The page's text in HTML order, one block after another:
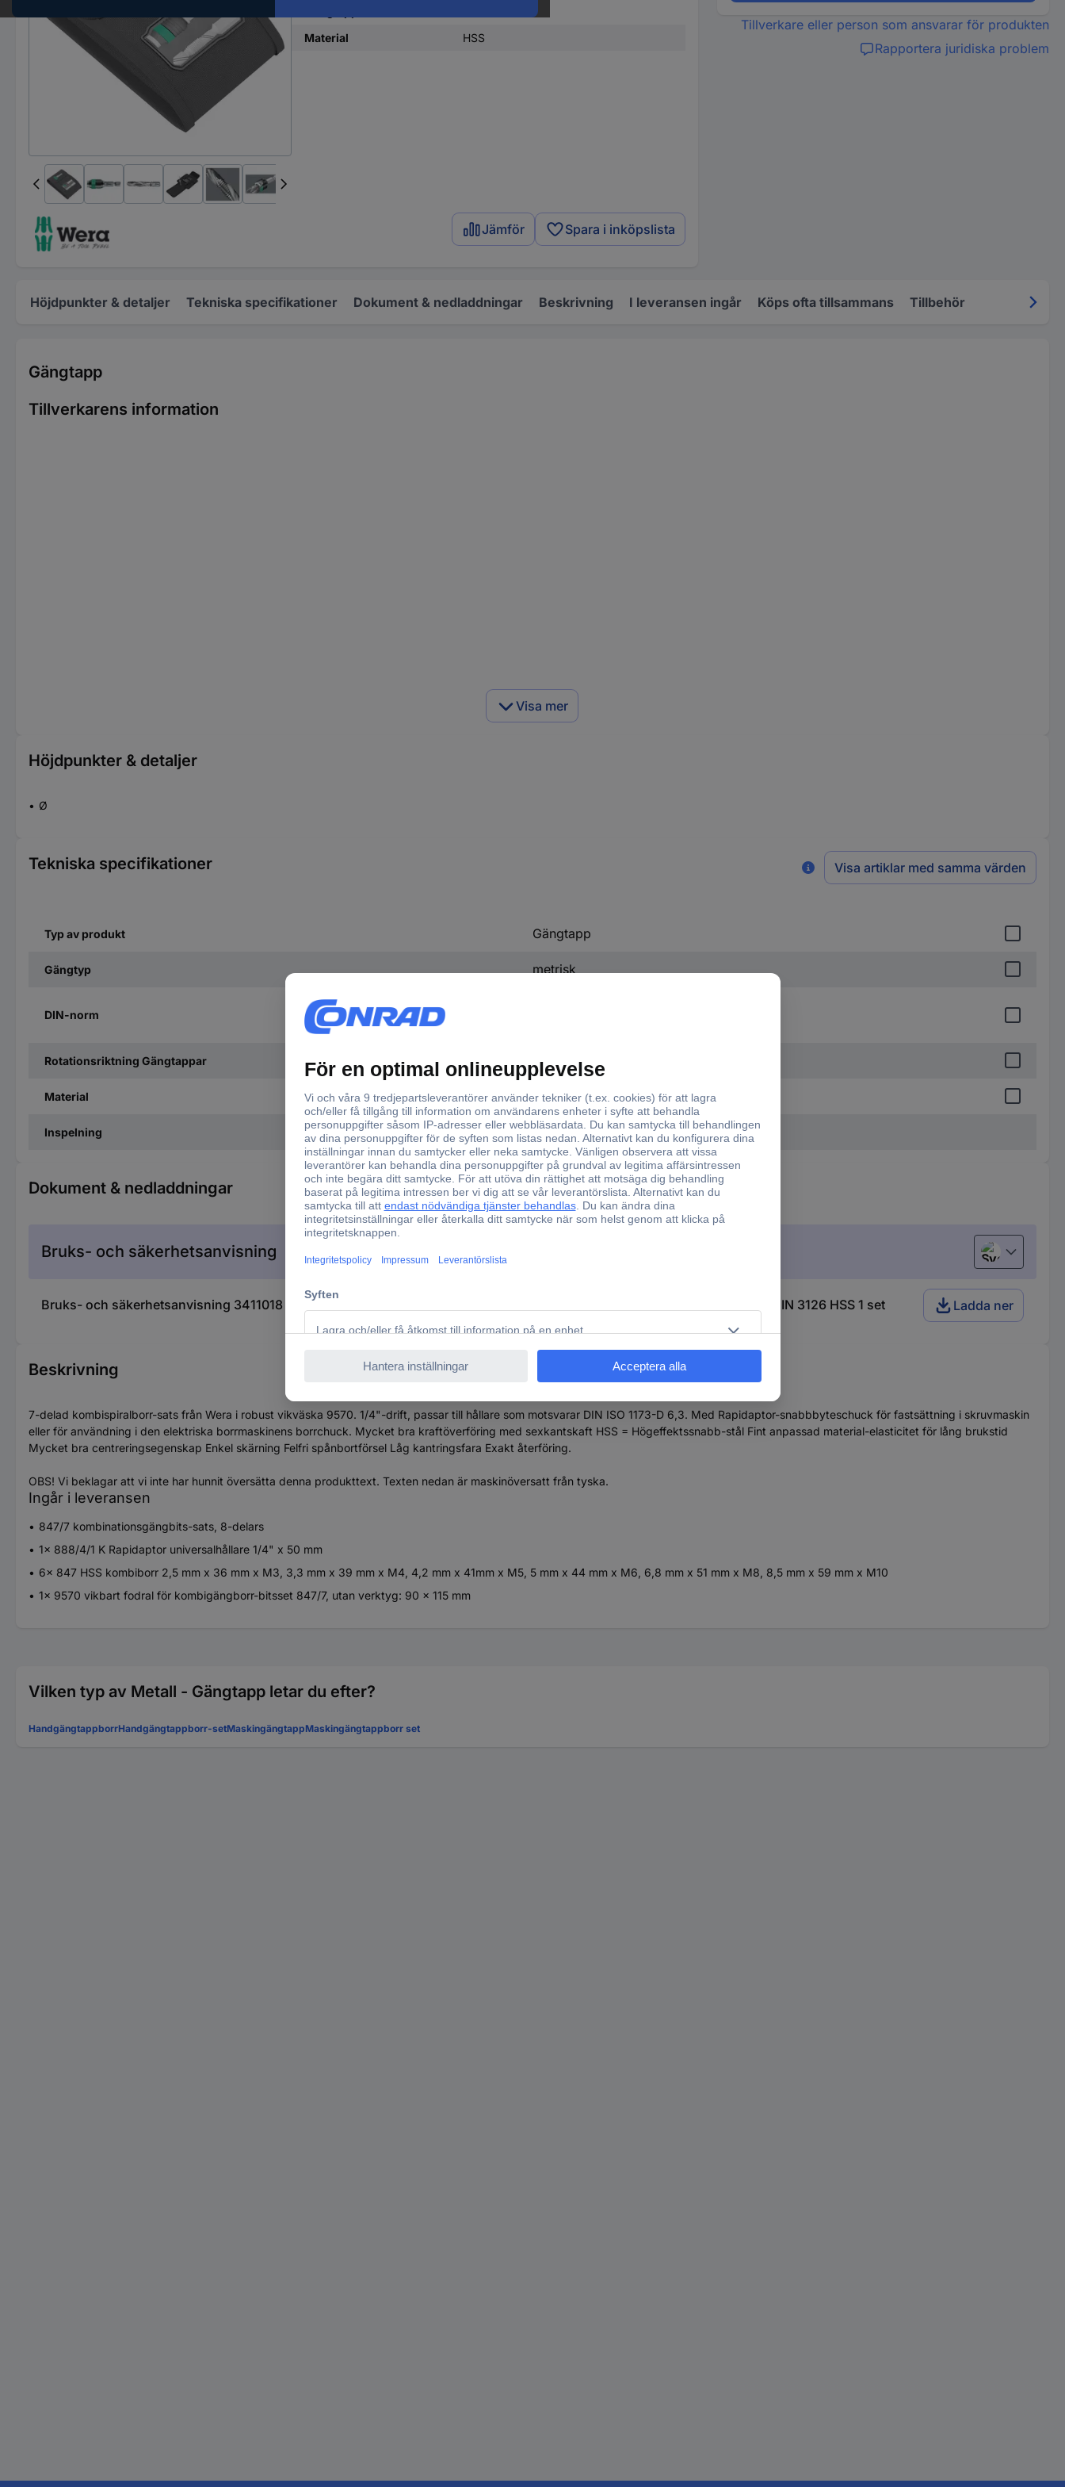
Material HSS
Jämför Spara i inköpslista
Tillverkare eller person som ansvarar för produkten
Rapportera juridiska problem
Höjdpunkter & detaljer Tekniska specifikationer Dokument & nedladdningar Beskrivning I leveransen ingår Köps ofta tillsammans Tillbehör
Gängtapp
Tillverkarens information
Visa mer
Höjdpunkter & detaljer
Ø
Tekniska specifikationer Visa artiklar med samma värden
Typ av produkt Gängtapp
Gängtyp metrisk
DIN-norm
Rotationsriktning Gängtappar Högerskärning
Material HSS
Inspelning 1/4"
Dokument & nedladdningar
Bruks- och säkerhetsanvisning Svenska
Bruks- och säkerhetsanvisning 3411018 Wera 05104751001 847/7 Gängtapp 7 delar metrisk Högerskärning DIN ISO 1173, DIN 3126 HSS 1 set Ladda ner
Beskrivning
7-delad kombispiralborr-sats från Wera i robust vikväska 9570. 1/4"-drift, passar till hållare som motsvarar DIN ISO 1173-D 6,3. Med Rapidaptor-snabbbyteschuck för fastsättning i skruvmaskin
eller för användning i den elektriska borrmaskinens borrchuck. Mycket bra kraftöverföring med sexkantskaft HSS = Högeffektssnabb-stål Fint anpassad material-elasticitet för lång brukstid
Mycket bra centreringsegenskap Enkel skärning Felfri spånbortförsel Låg kantringsfara Exakt återföring.
OBS! Vi beklagar att vi inte har hunnit översätta denna produkttext. Texten nedan är maskinöversatt från tyska.
Ingår i leveransen
847/7 kombinationsgängbits-sats, 8-delars
1x 888/4/1 K Rapidaptor universalhållare 1/4" x 50 mm
6x 847 HSS kombiborr 2,5 mm x 36 mm x M3, 3,3 mm x 39 mm x M4, 4,2 mm x 41mm x M5, 5 mm x 44 mm x M6, 6,8 mm x 51 mm x M8, 8,5 mm x 59 mm x M10
1x 9570 vikbart fodral för kombigängborr-bitsset 847/7, utan verktyg: 90 x 115 mm
Vilken typ av Metall - Gängtapp letar du efter?
HandgängtappborrHandgängtappborr-setMaskingängtappMaskingängtappborr set